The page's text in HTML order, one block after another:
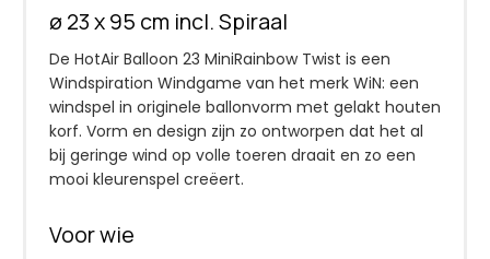
ø 23 x 95 cm incl. Spiraal
De HotAir Balloon 23 MiniRainbow Twist is een
Windspiration Windgame van het merk WiN: een
windspel in originele ballonvorm met gelakt houten
korf. Vorm en design zijn zo ontworpen dat het al
bij geringe wind op volle toeren draait en zo een
mooi kleurenspel creëert.
Voor wie